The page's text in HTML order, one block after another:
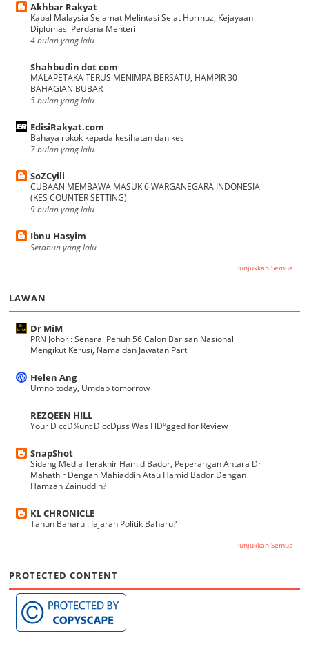
Akhbar Rakyat
Kapal Malaysia Selamat Melintasi Selat Hormuz, Kejayaan
Diplomasi Perdana Menteri
4 bulan yang lalu
Shahbudin dot com
MALAPETAKA TERUS MENIMPA BERSATU, HAMPIR 30
BAHAGIAN BUBAR
5 bulan yang lalu
EdisiRakyat.com
Bahaya rokok kepada kesihatan dan kes
7 bulan yang lalu
SoZCyili
CUBAAN MEMBAWA MASUK 6 WARGANEGARA INDONESIA
(KES COUNTER SETTING)
9 bulan yang lalu
Ibnu Hasyim
Setahun yang lalu
Tunjukkan Semua
LAWAN
Dr MiM
PRN Johor : Senarai Penuh 56 Calon Barisan Nasional
Mengikut Kerusi, Nama dan Jawatan Parti
Helen Ang
Umno today, Umdap tomorrow
REZQEEN HILL
Your Ð ccÐ¾unt Ð ccÐµss Was FlÐ°gged for Review
SnapShot
Sidang Media Terakhir Hamid Bador, Peperangan Antara Dr
Mahathir Dengan Mahiaddin Atau Hamid Bador Dengan
Hamzah Zainuddin?
KL CHRONICLE
Tahun Baharu : Jajaran Politik Baharu?
Tunjukkan Semua
PROTECTED CONTENT